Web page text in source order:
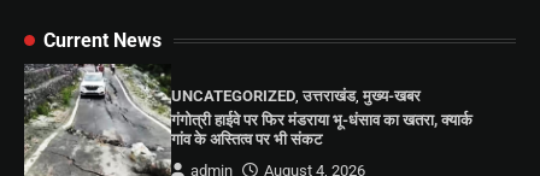
Current News
UNCATEGORIZED ,उत्तराखंड,मुख्य-खबर
गंगोत्री हाईवे पर फिर मंडराया भू-धंसाव का खतरा, क्यार्क
गांव के अस्तित्व पर भी संकट
admin
August 4, 2026